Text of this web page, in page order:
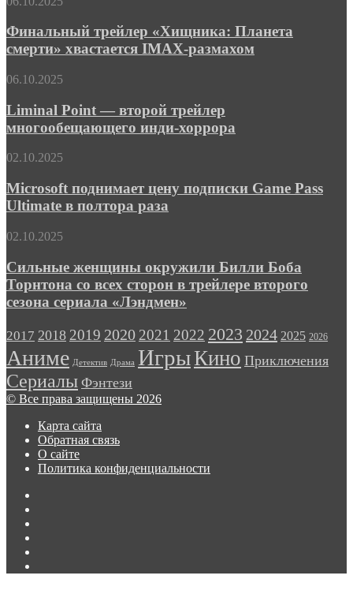
в
шпионского
триллера
«Хищника:
смерти»
IMAX-
Финальный трейлер «Хищника: Планета
смерти» хвастается IMAX-размахом
Liminal
—
второй
трейлер
инди-
06.10.2025
Liminal Point — второй трейлер
многообещающего инди-хоррора
Microsoft
цену
подписки
Game
Ultimate
полтора
раза
02.10.2025
Microsoft поднимает цену подписки Game Pass
Ultimate в полтора раза
Сильные
окружили
Билли
Боба
Торнтона
всех
сторон
в
трейлере
второго
сезона
сериала
«Лэндмен»
02.10.2025
Сильные женщины окружили Билли Боба
Торнтона со всех сторон в трейлере второго
сезона сериала «Лэндмен»
2017 2018 2019 2020 2021 2022 2023 2024 2025 2026
Аниме Детектив Драма ИгрыКино Приключения
Сериалы Фэнтези
© Все права защищены 2026
Карта сайта
Обратная связь
О сайте
Политика конфиденциальности